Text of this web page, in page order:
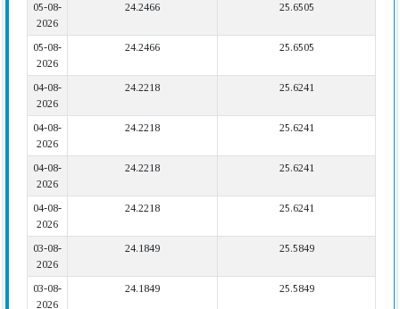
05-08-
2026
24.2466 25.6505
05-08-
2026
24.2466 25.6505
04-08-
2026
24.2218 25.6241
04-08-
2026
24.2218 25.6241
04-08-
2026
24.2218 25.6241
04-08-
2026
24.2218 25.6241
03-08-
2026
24.1849 25.5849
03-08-
2026
24.1849 25.5849